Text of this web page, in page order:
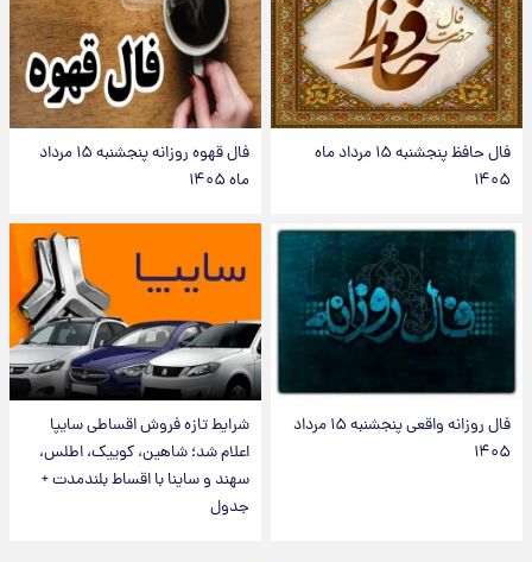
فال حافظ پنجشنبه ۱۵ مرداد ماه
۱۴۰۵
فال قهوه روزانه پنجشنبه ۱۵ مرداد
ماه ۱۴۰۵
فال روزانه واقعی پنجشنبه ۱۵ مرداد
۱۴۰۵
شرایط تازه فروش اقساطی سایپا
اعلام شد؛ شاهین، کوییک، اطلس،
سهند و ساینا با اقساط بلندمدت +
جدول